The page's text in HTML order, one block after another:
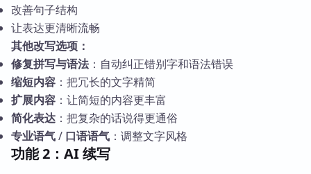
改善句子结构
让表达更清晰流畅
其他改写选项：
修复拼写与语法：自动纠正错别字和语法错误
缩短内容 ：把冗长的文字精简
扩展内容 ：让简短的内容更丰富
简化表达 ：把复杂的话说得更通俗
专业语气/ 口语语气 ：调整文字风格
功能 2：AI 续写